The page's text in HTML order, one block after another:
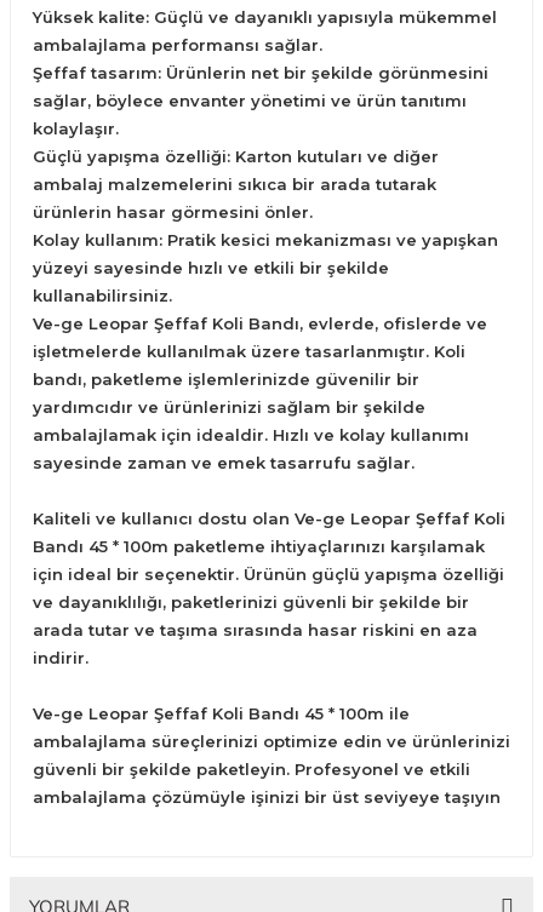
Yüksek kalite: Güçlü ve dayanıklı yapısıyla mükemmel
ambalajlama performansı sağlar.
Şeffaf tasarım: Ürünlerin net bir şekilde görünmesini
sağlar, böylece envanter yönetimi ve ürün tanıtımı
kolaylaşır.
Güçlü yapışma özelliği: Karton kutuları ve diğer
ambalaj malzemelerini sıkıca bir arada tutarak
ürünlerin hasar görmesini önler.
Kolay kullanım: Pratik kesici mekanizması ve yapışkan
yüzeyi sayesinde hızlı ve etkili bir şekilde
kullanabilirsiniz.
Ve-ge Leopar Şeffaf Koli Bandı, evlerde, ofislerde ve
işletmelerde kullanılmak üzere tasarlanmıştır. Koli
bandı, paketleme işlemlerinizde güvenilir bir
yardımcıdır ve ürünlerinizi sağlam bir şekilde
ambalajlamak için idealdir. Hızlı ve kolay kullanımı
sayesinde zaman ve emek tasarrufu sağlar.
Kaliteli ve kullanıcı dostu olan Ve-ge Leopar Şeffaf Koli
Bandı 45 * 100m paketleme ihtiyaçlarınızı karşılamak
için ideal bir seçenektir. Ürünün güçlü yapışma özelliği
ve dayanıklılığı, paketlerinizi güvenli bir şekilde bir
arada tutar ve taşıma sırasında hasar riskini en aza
indirir.
Ve-ge Leopar Şeffaf Koli Bandı 45 * 100m ile
ambalajlama süreçlerinizi optimize edin ve ürünlerinizi
güvenli bir şekilde paketleyin. Profesyonel ve etkili
ambalajlama çözümüyle işinizi bir üst seviyeye taşıyın
YORUMLAR